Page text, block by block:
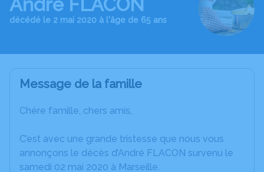
André FLACON
décédé le 2 mai 2020 à l'âge de 65 ans
Message de la famille
Chère famille, chers amis,
C’est avec une grande tristesse que nous vous
annonçons le décès d’André FLACON survenu le
samedi 02 mai 2020 à Marseille.